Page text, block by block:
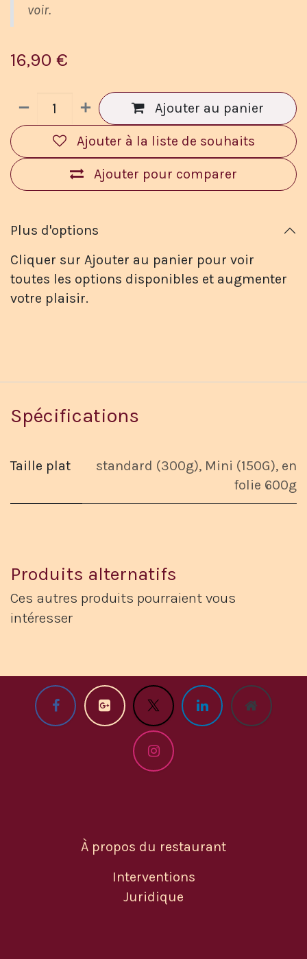
voir.
16,90 €
Ajouter au panier
Ajouter pour comparer
Ajouter à la liste de souhaits
Plus d'options
Cliquer sur Ajouter au panier pour voir
toutes les options disponibles et augmenter
votre plaisir.
Spécifications
Taille plat standard (300g), Mini (150G), en
folie 600g
Produits alternatifs
Ces autres produits pourraient vous
intéresser
À propos du restaurant
Interventions
Juridique